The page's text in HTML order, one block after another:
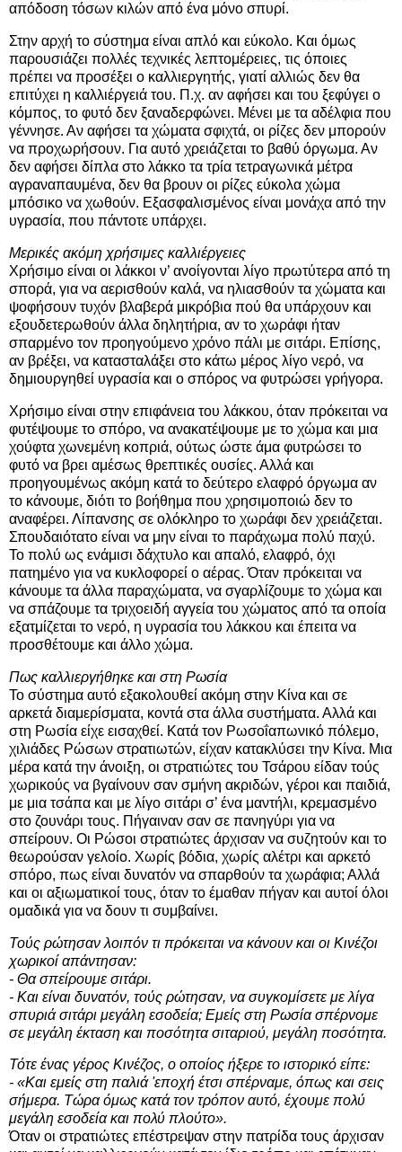
απόδοση τόσων κιλών από ένα μόνο σπυρί.
Στην αρχή το σύστημα είναι απλό και εύκολο. Και όμως
παρουσιάζει πολλές τεχνικές λεπτομέρειες, τις όποιες
πρέπει να προσέξει ο καλλιεργητής, γιατί αλλιώς δεν θα
επιτύχει η καλλιέργειά του. Π.χ. αν αφήσει και του ξεφύγει ο
κόμπος, το φυτό δεν ξαναδερφώνει. Μένει με τα αδέλφια που
γέννησε. Αν αφήσει τα χώματα σφιχτά, οι ρίζες δεν μπορούν
να προχωρήσουν. Για αυτό χρειάζεται το βαθύ όργωμα. Αν
δεν αφήσει δίπλα στο λάκκο τα τρία τετραγωνικά μέτρα
αγραναπαυμένα, δεν θα βρουν οι ρίζες εύκολα χώμα
μπόσικο να χωθούν. Εξασφαλισμένος είναι μονάχα από την
υγρασία, που πάντοτε υπάρχει.
Μερικές ακόμη χρήσιμες καλλιέργειες
Χρήσιμο είναι οι λάκκοι ν’ ανοίγονται λίγο πρωτύτερα από τη
σπορά, για να αερισθούν καλά, να ηλιασθούν τα χώματα και
ψοφήσουν τυχόν βλαβερά μικρόβια πού θα υπάρχουν και
εξουδετερωθούν άλλα δηλητήρια, αν το χωράφι ήταν
σπαρμένο τον προηγούμενο χρόνο πάλι με σιτάρι. Επίσης,
αν βρέξει, να κατασταλάξει στο κάτω μέρος λίγο νερό, να
δημιουργηθεί υγρασία και ο σπόρος να φυτρώσει γρήγορα.
Χρήσιμο είναι στην επιφάνεια του λάκκου, όταν πρόκειται να
φυτέψουμε το σπόρο, να ανακατέψουμε με το χώμα και μια
χούφτα χωνεμένη κοπριά, ούτως ώστε άμα φυτρώσει το
φυτό να βρει αμέσως θρεπτικές ουσίες. Αλλά και
προηγουμένως ακόμη κατά το δεύτερο ελαφρό όργωμα αν
το κάνουμε, διότι το βοήθημα που χρησιμοποιώ δεν το
αναφέρει. Λίπανσης σε ολόκληρο το χωράφι δεν χρειάζεται.
Σπουδαιότατο είναι να μην είναι το παράχωμα πολύ παχύ.
Το πολύ ως ενάμισι δάχτυλο και απαλό, ελαφρό, όχι
πατημένο για να κυκλοφορεί ο αέρας. Όταν πρόκειται να
κάνουμε τα άλλα παραχώματα, να σγαρλίζουμε το χώμα και
να σπάζουμε τα τριχοειδή αγγεία του χώματος από τα οποία
εξατμίζεται το νερό, η υγρασία του λάκκου και έπειτα να
προσθέτουμε και άλλο χώμα.
Πως καλλιεργήθηκε και στη Ρωσία
Το σύστημα αυτό εξακολουθεί ακόμη στην Κίνα και σε
αρκετά διαμερίσματα, κοντά στα άλλα συστήματα. Αλλά και
στη Ρωσία είχε εισαχθεί. Κατά τον Ρωσοΐαπωνικό πόλεμο,
χιλιάδες Ρώσων στρατιωτών, είχαν κατακλύσει την Κίνα. Μια
μέρα κατά την άνοιξη, οι στρατιώτες του Τσάρου είδαν τούς
χωρικούς να βγαίνουν σαν σμήνη ακριδών, γέροι και παιδιά,
με μια τσάπα και με λίγο σιτάρι σ’ ένα μαντήλι, κρεμασμένο
στο ζουνάρι τους. Πήγαιναν σαν σε πανηγύρι για να
σπείρουν. Οι Ρώσοι στρατιώτες άρχισαν να συζητούν και το
θεωρούσαν γελοίο. Χωρίς βόδια, χωρίς αλέτρι και αρκετό
σπόρο, πως είναι δυνατόν να σπαρθούν τα χωράφια; Αλλά
και οι αξιωματικοί τους, όταν το έμαθαν πήγαν και αυτοί όλοι
ομαδικά για να δουν τι συμβαίνει.
Τούς ρώτησαν λοιπόν τι πρόκειται να κάνουν και οι Κινέζοι
χωρικοί απάντησαν:
- Θα σπείρουμε σιτάρι.
- Και είναι δυνατόν, τούς ρώτησαν, να συγκομίσετε με λίγα
σπυριά σιτάρι μεγάλη εσοδεία; Εμείς στη Ρωσία σπέρνομε
σε μεγάλη έκταση και ποσότητα σιταριού, μεγάλη ποσότητα.
Τότε ένας γέρος Κινέζος, ο οποίος ήξερε το ιστορικό είπε:
- «Και εμείς στη παλιά 'εποχή έτσι σπέρναμε, όπως και σεις
σήμερα. Τώρα όμως κατά τον τρόπον αυτό, έχουμε πολύ
μεγάλη εσοδεία και πολύ πλούτο».
Όταν οι στρατιώτες επέστρεψαν στην πατρίδα τους άρχισαν